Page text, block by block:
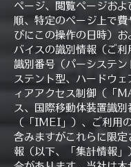
ページ、閲覧ページおよ
順、特定のページ上で費
びにこの操作の日時）お
バイスの識別情報（ご利
識別番号（パーシステ
ステント型、ハードウェ
ィアアクセス制御（「
ス、国際移動体装置識別
（「IMEI」）、ご利用
含みますがこれらに限定
報（以下、「集計情報」